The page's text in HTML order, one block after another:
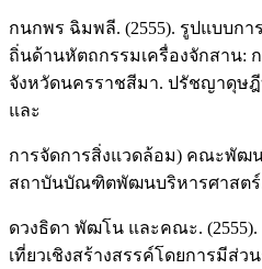
กนกพร ฉิมพลี. (2555). รูปแบบก
ถิ่นด้านหัตถกรรมเครื่องจักสาน:
จังหวัดนครราชสีมา. ปรัชญาดุ
และ
การจัดการสิ่งแวดล้อม) คณะพัฒ
สถาบันบัณฑิตพัฒนบริหารศาสตร์
ดวงธิดา พัฒโน และคณะ.
เที่ยวเชิงสร้างสรรค์โดยการมีส่